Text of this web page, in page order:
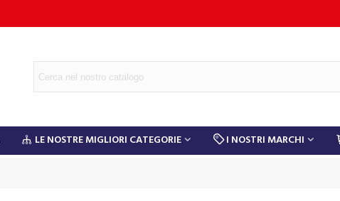
LE NOSTRE MIGLIORI CATEGORIE I NOSTRI MARCHI